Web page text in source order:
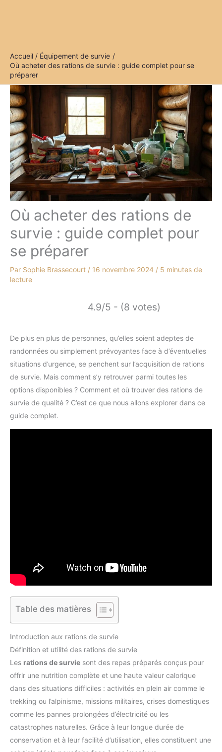
Accueil
Équipement de survie
Où acheter des rations de survie : guide complet pour se
préparer
Où acheter des rations de
survie : guide complet pour
se préparer
Par Sophie Brassecourt / 16 novembre 2024 / 5 minutes de
lecture
4.9/5 - (8 votes)
De plus en plus de personnes, qu’elles soient adeptes de
randonnées ou simplement prévoyantes face à d’éventuelles
situations d’urgence, se penchent sur l’acquisition de rations
de survie. Mais comment s’y retrouver parmi toutes les
options disponibles ? Comment et où trouver des rations de
survie de qualité ? C’est ce que nous allons explorer dans ce
guide complet.
Table des matières
Introduction aux rations de survie
Définition et utilité des rations de survie
Les rations de survie sont des repas préparés conçus pour
offrir une nutrition complète et une haute valeur calorique
dans des situations difficiles : activités en plein air comme le
trekking ou l’alpinisme, missions militaires, crises domestiques
comme les pannes prolongées d’électricité ou les
catastrophes naturelles. Grâce à leur longue durée de
conservation et à leur facilité d’utilisation, elles constituent une